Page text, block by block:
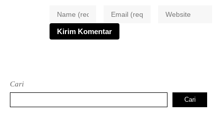
Cari
Cari